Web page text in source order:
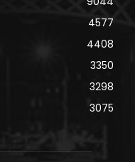
4577
4408
3350
3298
3075